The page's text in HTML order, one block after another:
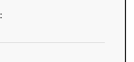
: